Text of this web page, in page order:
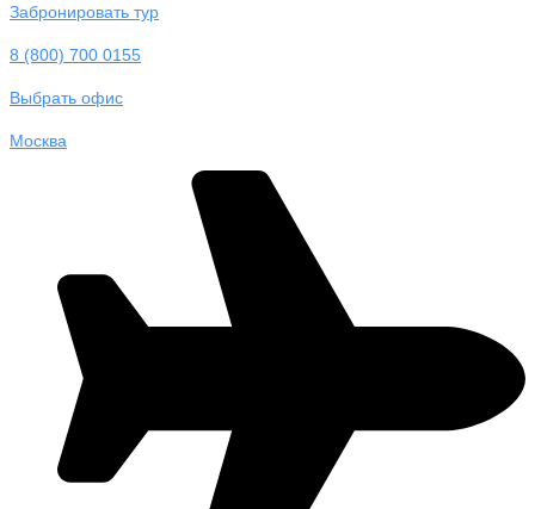
Забронировать тур
8 (800) 700 0155
Выбрать офис
Москва